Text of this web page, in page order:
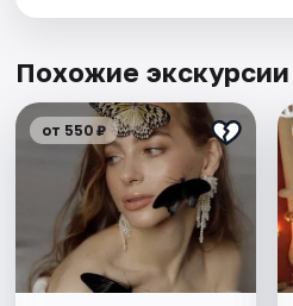
Похожие экскурсии
от 550 ₽